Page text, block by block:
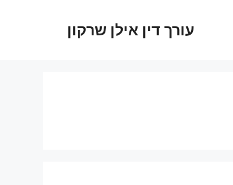
עורך דין אילן שרקון